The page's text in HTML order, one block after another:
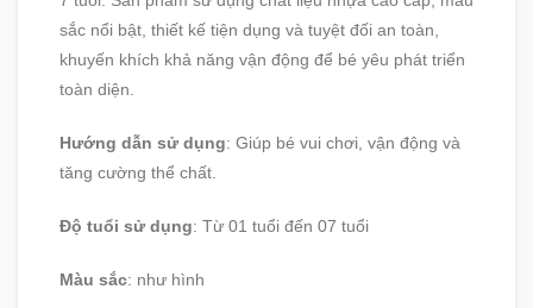
sắc nổi bật, thiết kế tiện dụng và tuyệt đối an toàn,
khuyến khích khả năng vận động để bé yêu phát triển
toàn diện.
Hướng dẫn sử dụng: Giúp bé vui chơi, vận động và
tăng cường thể chất.
Độ tuổi sử dụng: Từ 01 tuổi đến 07 tuổi
Màu sắc: như hình